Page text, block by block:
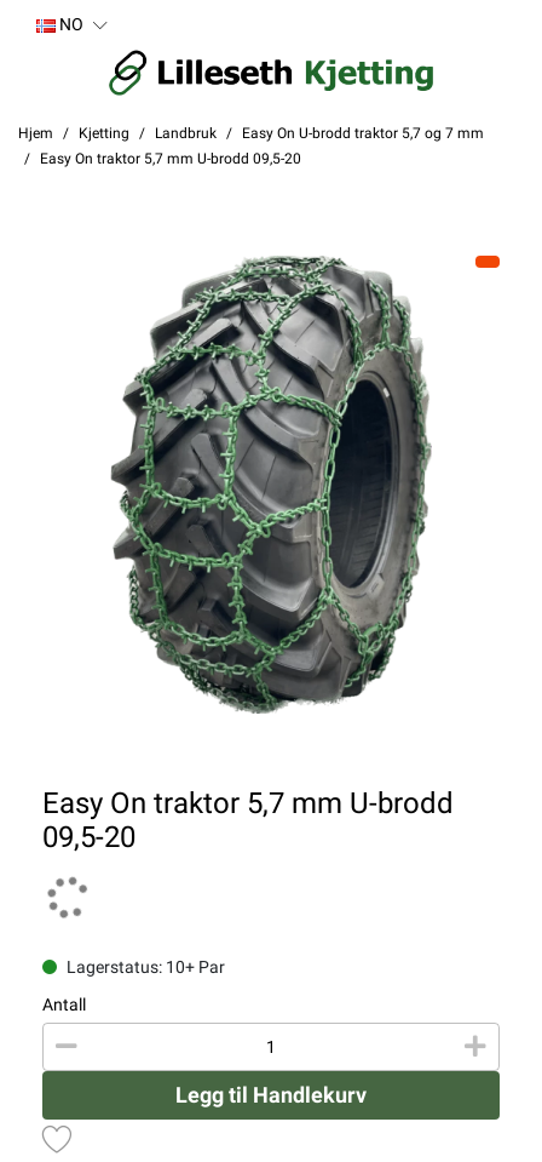
NO
Hjem Kjetting Landbruk
Easy On U-brodd traktor 5,7 og 7 mm
Easy On traktor 5,7 mm U-brodd 09,5-20
Easy On traktor 5,7 mm U-brodd
09,5-20
Lagerstatus: 10+ Par
Antall
Legg til Handlekurv